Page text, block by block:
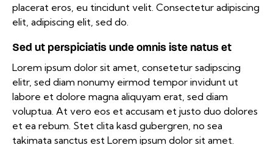
placerat eros, eu tincidunt velit. Consectetur adipiscing
elit, adipiscing elit, sed do.
Sed ut perspiciatis unde omnis iste natus et
Lorem ipsum dolor sit amet, consetetur sadipscing
elitr, sed diam nonumy eirmod tempor invidunt ut
labore et dolore magna aliquyam erat, sed diam
voluptua. At vero eos et accusam et justo duo dolores
et ea rebum. Stet clita kasd gubergren, no sea
takimata sanctus est Lorem ipsum dolor sit amet.